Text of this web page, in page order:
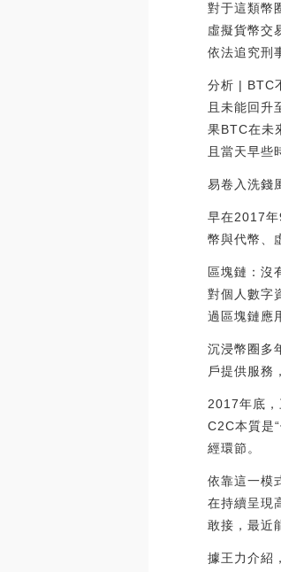
對于這類幣
虛擬貨幣交
依法追究刑
分析 | BTC
且未能回
果BTC在未
且當天早
易卷入洗錢
早在2017年
幣與代幣、
區塊鏈：沒
對個人數字
過區塊鏈應
沉浸幣圈多
戶提供服務
2017年底
C2C本質是
經環節。
依靠這一模
在持續呈現
敢接，最近
據王力介紹